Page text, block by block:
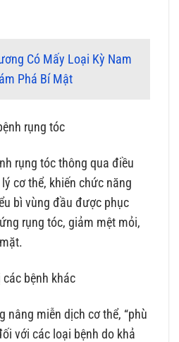
Có Mấy Loại Kỳ Nam
Phá Bí Mật
rụng tóc
rụng tóc thông qua điều
cơ thể, khiến chức năng
bì vùng đầu được phục
rụng tóc, giảm mệt mỏi,
bệnh khác
nâng miễn dịch cơ thể, “phù
với các loại bệnh do khả